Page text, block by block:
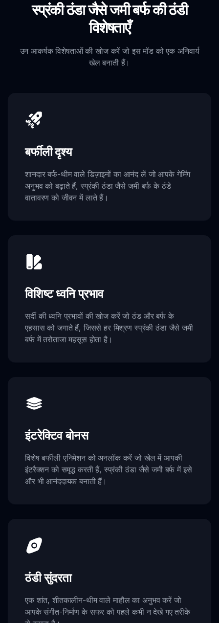
स्प्रंकी ठंडा जैसे जमी बर्फ की ठंडी
विशेषताएँ
उन आकर्षक विशेषताओं की खोज करें जो इस मॉड को एक अनिवार्य
खेल बनाती हैं।
बर्फीली दृश्य
शानदार बर्फ-थीम वाले डिज़ाइनों का आनंद लें जो आपके गेमिंग
अनुभव को बढ़ाते हैं, स्प्रंकी ठंडा जैसे जमी बर्फ के ठंडे
वातावरण को जीवन में लाते हैं।
विशिष्ट ध्वनि प्रभाव
सर्दी की ध्वनि प्रभावों की खोज करें जो ठंड और बर्फ के
एहसास को जगाते हैं, जिससे हर मिश्रण स्प्रंकी ठंडा जैसे जमी
बर्फ में तरोताजा महसूस होता है।
इंटरेक्टिव बोनस
विशेष बर्फीली एनिमेशन को अनलॉक करें जो खेल में आपकी
इंटरैक्शन को समृद्ध करती हैं, स्प्रंकी ठंडा जैसे जमी बर्फ में इसे
और भी आनंददायक बनाती हैं।
ठंडी सुंदरता
एक शांत, शीतकालीन-थीम वाले माहौल का अनुभव करें जो
आपके संगीत-निर्माण के सफर को पहले कभी न देखे गए तरीके